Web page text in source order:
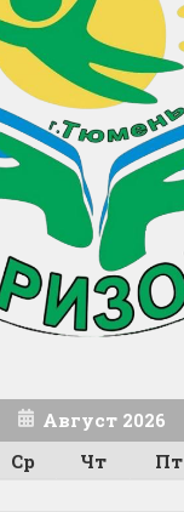
Август 2026
Ср Чт Пт